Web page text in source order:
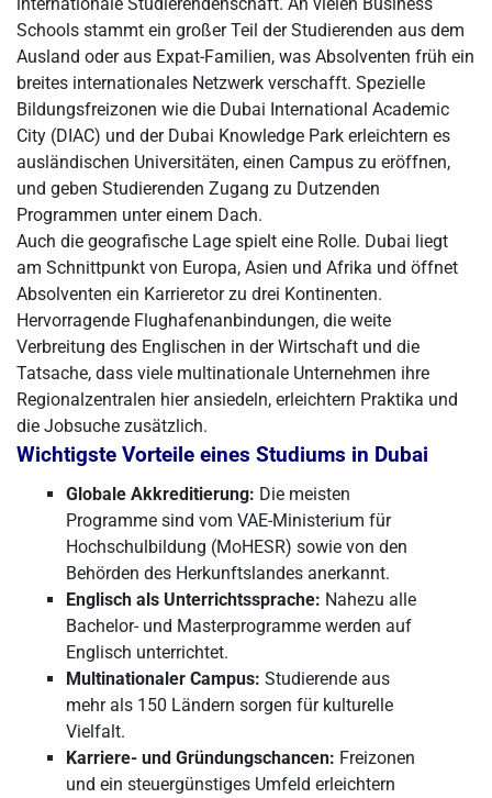
Schools stammt ein großer Teil der Studierenden aus dem
Ausland oder aus Expat-Familien, was Absolventen früh ein
breites internationales Netzwerk verschafft. Spezielle
Bildungsfreizonen wie die Dubai International Academic
City (DIAC) und der Dubai Knowledge Park erleichtern es
ausländischen Universitäten, einen Campus zu eröffnen,
und geben Studierenden Zugang zu Dutzenden
Programmen unter einem Dach.
Auch die geografische Lage spielt eine Rolle. Dubai liegt
am Schnittpunkt von Europa, Asien und Afrika und öffnet
Absolventen ein Karrieretor zu drei Kontinenten.
Hervorragende Flughafenanbindungen, die weite
Verbreitung des Englischen in der Wirtschaft und die
Tatsache, dass viele multinationale Unternehmen ihre
Regionalzentralen hier ansiedeln, erleichtern Praktika und
die Jobsuche zusätzlich.
Wichtigste Vorteile eines Studiums in Dubai
Globale Akkreditierung: Die meisten
Programme sind vom VAE-Ministerium für
Hochschulbildung (MoHESR) sowie von den
Behörden des Herkunftslandes anerkannt.
Englisch als Unterrichtssprache: Nahezu alle
Bachelor- und Masterprogramme werden auf
Englisch unterrichtet.
Multinationaler Campus: Studierende aus
mehr als 150 Ländern sorgen für kulturelle
Vielfalt.
Karriere- und Gründungschancen: Freizonen
und ein steuergünstiges Umfeld erleichtern